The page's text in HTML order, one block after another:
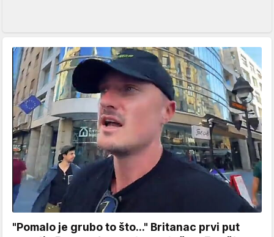
"Pomalo je grubo to što..." Britanac prvi put